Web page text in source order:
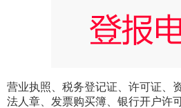
营业执照、税务登记证、许可证、
法人章、发票购买簿、银行开户许